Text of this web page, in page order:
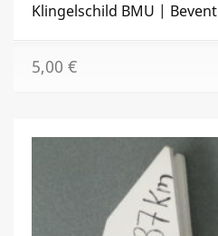
Klingelschild BMU | Bevent
5,00 €